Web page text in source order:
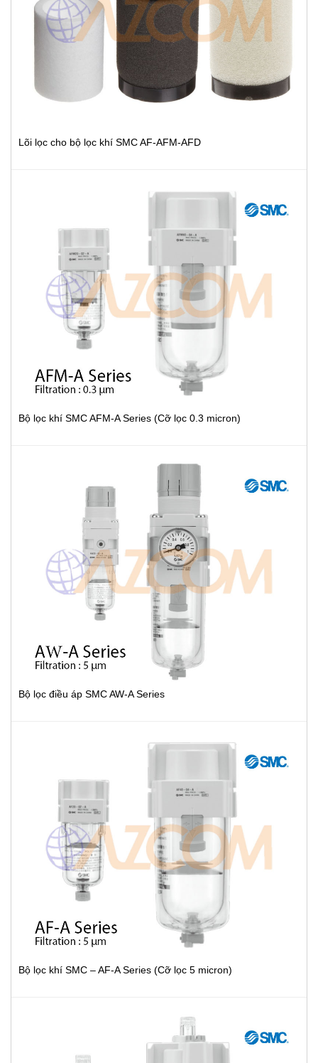
Lõi lọc cho bộ lọc khí SMC AF-AFM-AFD
Bộ lọc khí SMC AFM-A Series (Cỡ lọc 0.3 micron)
Bộ lọc điều áp SMC AW-A Series
Bộ lọc khí SMC – AF-A Series (Cỡ lọc 5 micron)